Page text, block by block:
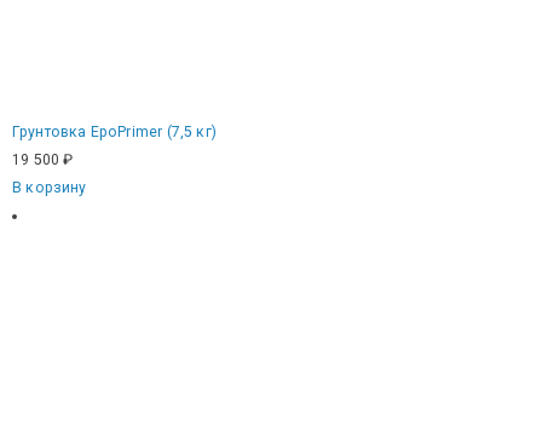
Грунтовка EpoPrimer (7,5 кг)
19 500₽
В корзину